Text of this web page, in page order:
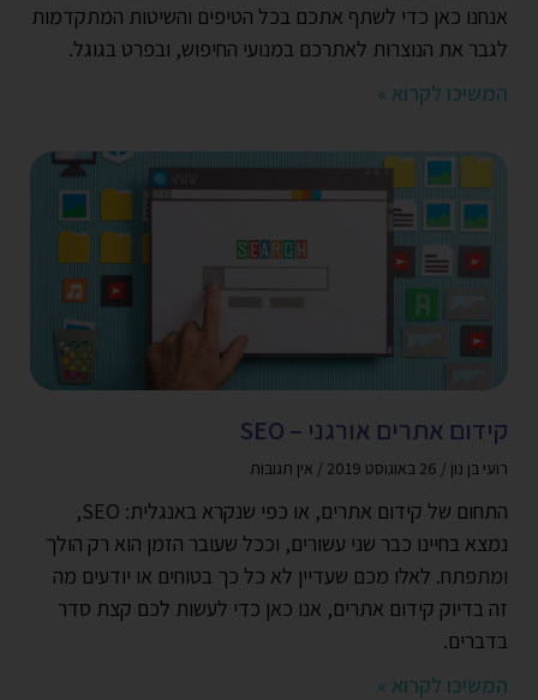
אנחנו כאן כדי לשתף אתכם בכל הטיפים והשיטות המתקדמות
לגבר את הנוצרות לאתרכם במנועי החיפוש, ובפרט בגוגל.
המשיכו לקרוא »
קידום אתרים אורגני – SEO
רועי בן נון אין תגובות
התחום של קידום אתרים, או כפי שנקרא באנגלית: SEO,
נמצא בחיינו כבר שני עשורים, וככל שעובר הזמן הוא רק הולך
ומתפתח. לאלו מכם שעדיין לא כל כך בטוחים או יודעים מה
זה בדיוק קידום אתרים, אנו כאן כדי לעשות לכם קצת סדר
בדברים.
המשיכו לקרוא »